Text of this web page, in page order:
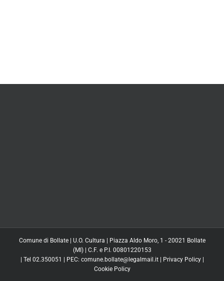
Comune di Bollate | U.O. Cultura | Piazza Aldo Moro, 1 - 20021 Bollate
(MI) | C.F. e P.I. 00801220153
| Tel 02.350051 | PEC: comune.bollate@legalmail.it | Privacy Policy|
Cookie Policy